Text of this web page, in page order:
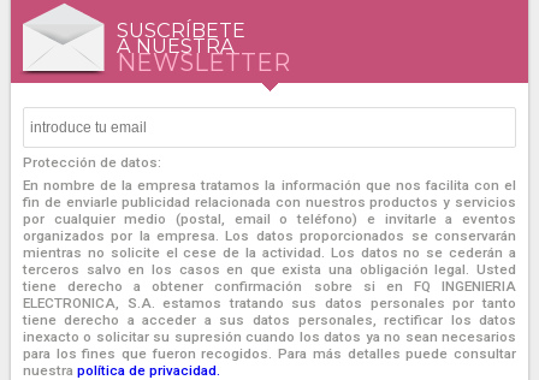
SUSCRÍBETE
A NUESTRA
NEWSLETTER
Protección de datos:
En nombre de la empresa tratamos la información que nos facilita con el
fin de enviarle publicidad relacionada con nuestros productos y servicios
por cualquier medio (postal, email o teléfono) e invitarle a eventos
organizados por la empresa. Los datos proporcionados se conservarán
mientras no solicite el cese de la actividad. Los datos no se cederán a
terceros salvo en los casos en que exista una obligación legal. Usted
tiene derecho a obtener confirmación sobre si en FQ INGENIERIA
ELECTRONICA, S.A. estamos tratando sus datos personales por tanto
tiene derecho a acceder a sus datos personales, rectificar los datos
inexacto o solicitar su supresión cuando los datos ya no sean necesarios
para los fines que fueron recogidos. Para más detalles puede consultar
nuestra política de privacidad.